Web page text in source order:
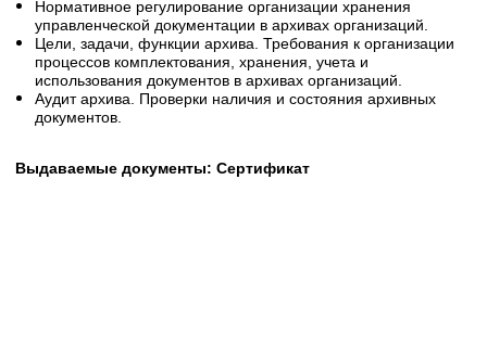
Нормативное регулирование организации хранения
управленческой документации в архивах организаций.
Цели, задачи, функции архива. Требования к организации
процессов комплектования, хранения, учета и
использования документов в архивах организаций.
Аудит архива. Проверки наличия и состояния архивных
документов.
Выдаваемые документы: Сертификат